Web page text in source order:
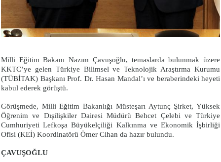
Milli Eğitim Bakanı Nazım Çavuşoğlu, temaslarda bulunmak üzere
KKTC’ye gelen Türkiye Bilimsel ve Teknolojik Araştırma Kurumu
(TÜBİTAK) Başkanı Prof. Dr. Hasan Mandal’ı ve beraberindeki heyeti
kabul ederek görüştü.
Görüşmede, Milli Eğitim Bakanlığı Müsteşarı Aytunç Şirket, Yüksek
Öğrenim ve Dışilişkiler Dairesi Müdürü Behcet Çelebi ve Türkiye
Cumhuriyeti Lefkoşa Büyükelçiliği Kalkınma ve Ekonomik İşbirliği
Ofisi (KEİ) Koordinatörü Ömer Cihan da hazır bulundu.
ÇAVUŞOĞLU